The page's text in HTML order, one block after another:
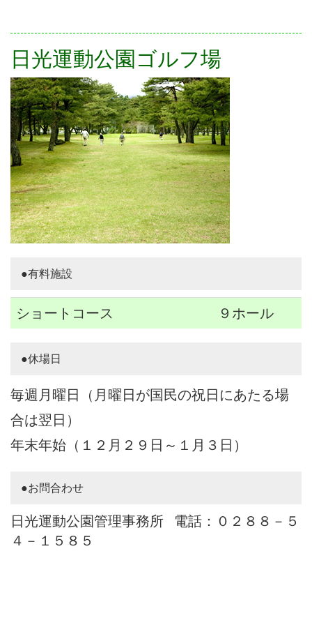
日光運動公園ゴルフ場
●有料施設
ショートコース ９ホール
●休場日
毎週月曜日（月曜日が国民の祝日にあたる場
合は翌日）
年末年始（１２月２９日～１月３日）
●お問合わせ
日光運動公園管理事務所 電話：０２８８－５
４－１５８５